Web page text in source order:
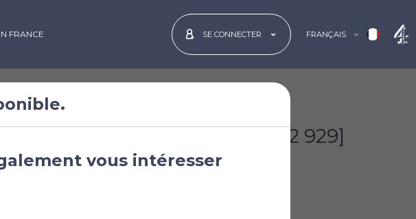
FRANCE SE CONNECTER FRANÇAIS
[£282 929]
vous intéresser